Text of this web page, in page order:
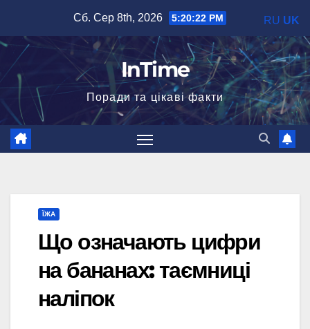
вмісту
Сб. Сер 8th, 2026 5:20:23 PM
InTime
Поради та цікаві факти
ЇЖА
Що означають цифри
на бананах: таємниці
наліпок
RU UK